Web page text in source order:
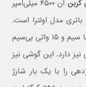
کربن
آن ۴۵۰۰ میلی‌آمپر
مدل اولترا است.
رِیزر پلاس ۲۰۲۶ از شارژ سریع ۴۵ واتی با سیم و ۱۵ واتی بی‌سیم
می‌کند و شارژ معکوس ۵ واتی نیز دارد. این گوشی نیز
۳۱ ساعت شارژدهی را با یک بار شارژ